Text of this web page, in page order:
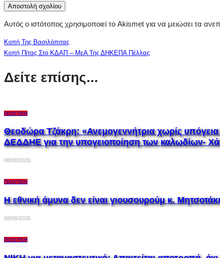
Αυτός ο ιστότοπος χρησιμοποιεί το Akismet για να μειώσει τα
Κοπή Της Βασιλόπιτας
Κοπή Πίτας Στο ΚΔΑΠ – ΜεΑ Της ΔΗΚΕΠΑ Πέλλας
Δείτε επίσης...
ΠΟΛΙΤΙΚΉ
Θεοδώρα Τζάκρη: «Ανεμογεννήτρια χωρίς υπόγεια
ΔΕΔΔΗΕ για την υπογειοποίηση των καλωδίων-
08/08/2026
ΠΟΛΙΤΙΚΉ
Η εθνική άμυνα δεν είναι γιουσουρούμ κ.
08/08/2026
ΠΟΛΙΤΙΚΉ